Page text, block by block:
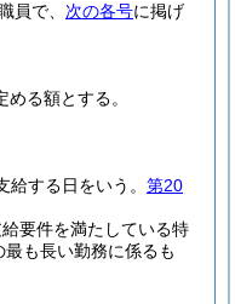
員で、 次の各号に掲げ
める額とする。
する日をいう。 第20
要件を満たしている特
も長い勤務に係るも